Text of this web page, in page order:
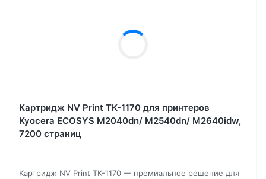
Картридж NV Print TK-1170 для принтеров
Kyocera ECOSYS M2040dn/ M2540dn/ M2640idw,
7200 страниц
Картридж NV Print TK-1170 — премиальное решение для